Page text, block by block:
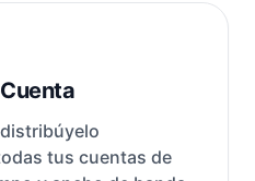
tus cuentas de